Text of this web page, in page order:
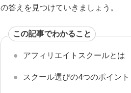
の答えを見つけていきましょう。
この記事でわかること
アフィリエイトスクールとは
スクール選びの4つのポイント